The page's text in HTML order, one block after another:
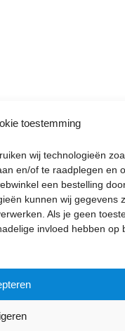
toestemming
wij technologieën
en/of te raadplegen en
een bestelling
kunnen wij gegevens
Als je geen
invloed hebben op